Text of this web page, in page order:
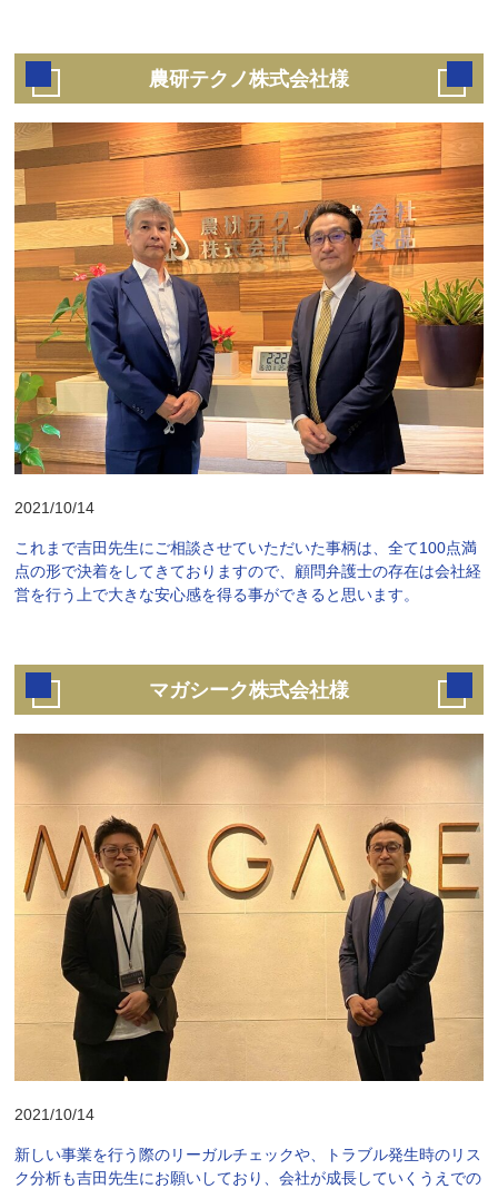
農研テクノ株式会社様
2021/10/14
これまで吉田先生にご相談させていただいた事柄は、全て100点満
点の形で決着をしてきておりますので、顧問弁護士の存在は会社経
営を行う上で大きな安心感を得る事ができると思います。
マガシーク株式会社様
2021/10/14
新しい事業を行う際のリーガルチェックや、トラブル発生時のリス
ク分析も吉田先生にお願いしており、会社が成長していくうえでの